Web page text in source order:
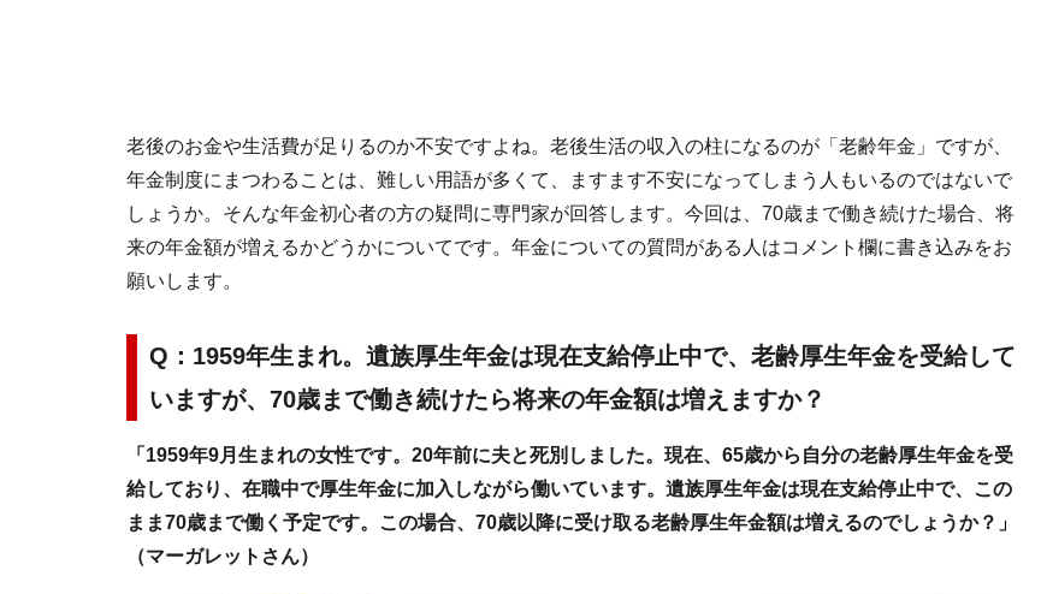
老後のお金や生活費が足りるのか不安ですよね。老後生活の収入の柱になるのが「老齢年金」ですが、
年金制度にまつわることは、難しい用語が多くて、ますます不安になってしまう人もいるのではないで
しょうか。そんな年金初心者の方の疑問に専門家が回答します。今回は、70歳まで働き続けた場合、将
来の年金額が増えるかどうかについてです。年金についての質問がある人はコメント欄に書き込みをお
願いします。
Q：1959年生まれ。遺族厚生年金は現在支給停止中で、老齢厚生年金を受給して
いますが、70歳まで働き続けたら将来の年金額は増えますか？
「1959年9月生まれの女性です。20年前に夫と死別しました。現在、65歳から自分の老齢厚生年金を受
給しており、在職中で厚生年金に加入しながら働いています。遺族厚生年金は現在支給停止中で、この
まま70歳まで働く予定です。この場合、70歳以降に受け取る老齢厚生年金額は増えるのでしょうか？」
（マーガレットさん）